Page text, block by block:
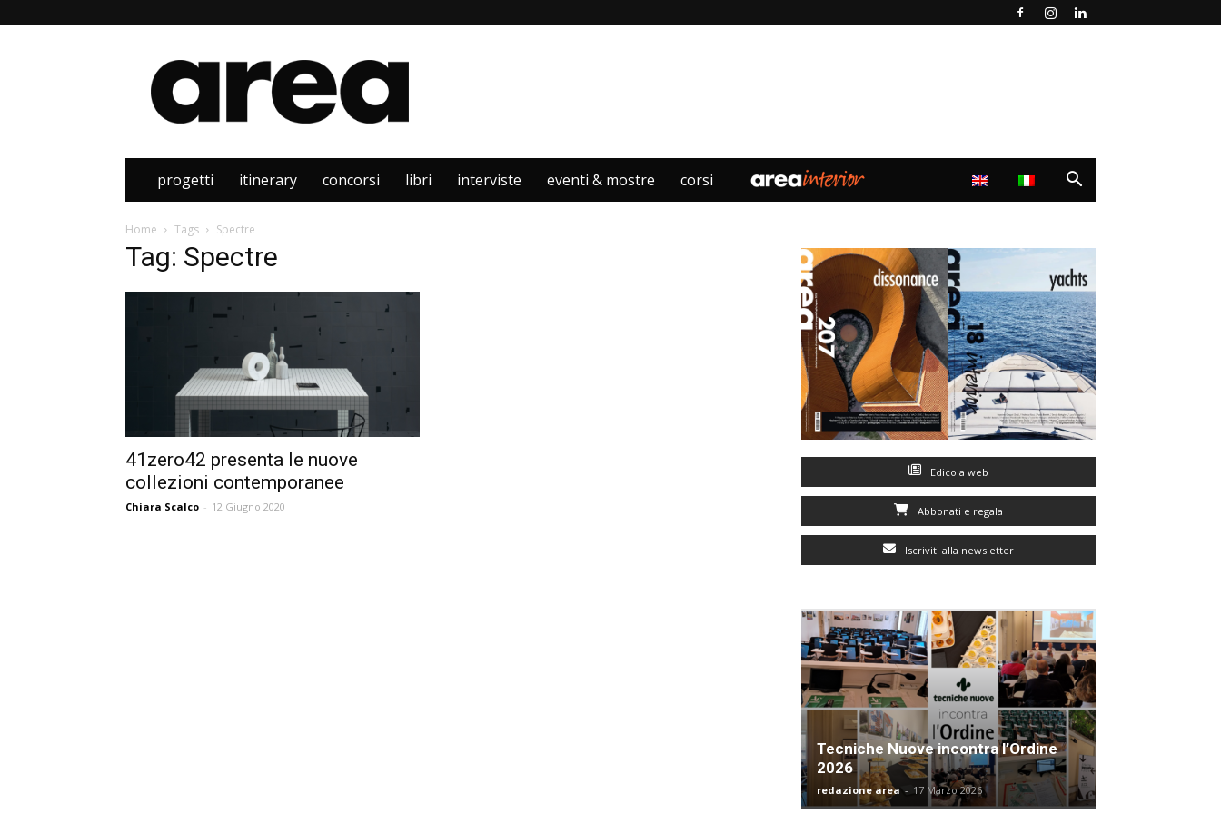
Area
progetti itinerary concorsi libri interviste eventi & mostre corsi
Home Tags Spectre
Tag: Spectre
41zero42 presenta le nuove
collezioni contemporanee
Chiara Scalco - 12 Giugno 2020
Edicola web
Abbonati e regala
Iscriviti alla newsletter
Tecniche Nuove incontra l’Ordine
2026
redazione area - 17 Marzo 2026